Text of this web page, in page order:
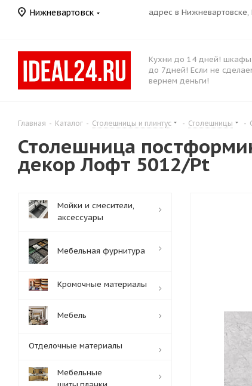
Нижневартовск адрес в
Кухни до 14 дней! шкафы
до 7дней! Если не
вернем деньги!
Главная - Каталог - Столешницы и плинтус - Столешницы -
Столешница
декор Лофт 5012/Pt
Мойки и смесители,
аксессуары
Мебельная фурнитура
Кромочные материалы
Мебель
Отделочные материалы
Мебельные